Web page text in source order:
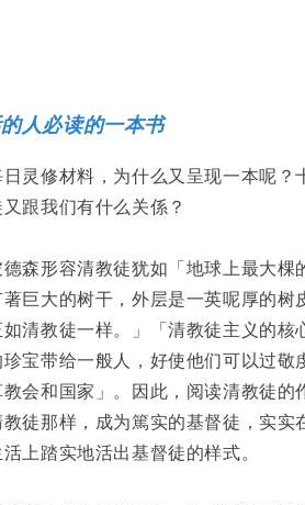
人必读的一本书
灵修材料，为什么又呈现一本呢？
跟我们有什么关係？
森形容清教徒犹如「地球上最大棵
巨大的树干，外层是一英呢厚的树
清教徒一样。」「清教徒主义的核
宝带给一般人，好使他们可以过敬
会和国家」。因此，阅读清教徒的
徒那样，成为篤实的基督徒，实实
上踏实地活出基督徒的样式。